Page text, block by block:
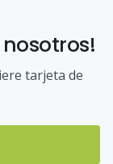
tarjeta de